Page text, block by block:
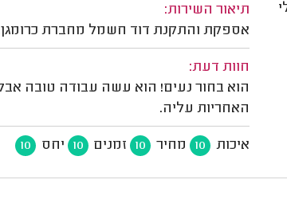
תיאור השירות:
אספקת והתקנת דוד חשמל מחברת
חוות דעת:
הוא בחור נעים! הוא עשה עבודה טובה
האחריות עליה.
איכות 10 מחיר 10 זמנים 10 יחס 10